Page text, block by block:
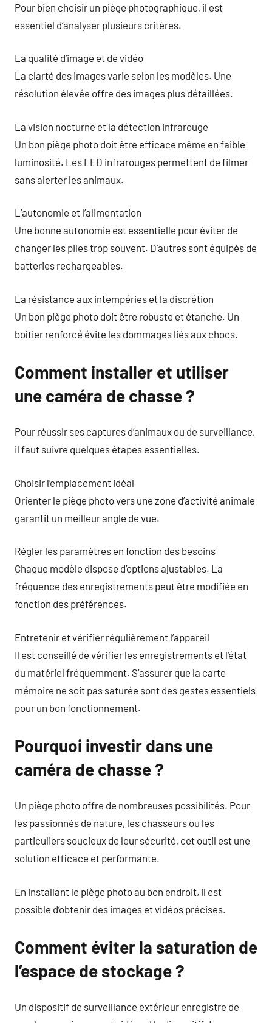
Pour bien choisir un piège photographique, il est
essentiel d’analyser plusieurs critères.
La qualité d’image et de vidéo
La clarté des images varie selon les modèles. Une
résolution élevée offre des images plus détaillées.
La vision nocturne et la détection infrarouge
Un bon piège photo doit être efficace même en faible
luminosité. Les LED infrarouges permettent de filmer
sans alerter les animaux.
L’autonomie et l’alimentation
Une bonne autonomie est essentielle pour éviter de
changer les piles trop souvent. D’autres sont équipés de
batteries rechargeables.
La résistance aux intempéries et la discrétion
Un bon piège photo doit être robuste et étanche. Un
boîtier renforcé évite les dommages liés aux chocs.
Comment installer et utiliser
une caméra de chasse ?
Pour réussir ses captures d’animaux ou de surveillance,
il faut suivre quelques étapes essentielles.
Choisir l’emplacement idéal
Orienter le piège photo vers une zone d’activité animale
garantit un meilleur angle de vue.
Régler les paramètres en fonction des besoins
Chaque modèle dispose d’options ajustables. La
fréquence des enregistrements peut être modifiée en
fonction des préférences.
Entretenir et vérifier régulièrement l’appareil
Il est conseillé de vérifier les enregistrements et l’état
du matériel fréquemment. S’assurer que la carte
mémoire ne soit pas saturée sont des gestes essentiels
pour un bon fonctionnement.
Pourquoi investir dans une
caméra de chasse ?
Un piège photo offre de nombreuses possibilités. Pour
les passionnés de nature, les chasseurs ou les
particuliers soucieux de leur sécurité, cet outil est une
solution efficace et performante.
En installant le piège photo au bon endroit, il est
possible d’obtenir des images et vidéos précises.
Comment éviter la saturation de
l’espace de stockage ?
Un dispositif de surveillance extérieur enregistre de